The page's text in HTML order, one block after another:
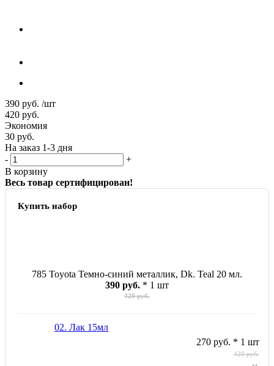
390 руб. /шт
420 руб.
Экономия
30 руб.
На заказ 1-3 дня
-
+
В корзину
Весь товар сертифицирован!
Купить набор
785 Toyota Темно-синий металлик, Dk. Teal 20 мл.
390 руб. * 1 шт
420 руб.
02. Лак 15мл
270 руб. * 1 шт
420 руб.